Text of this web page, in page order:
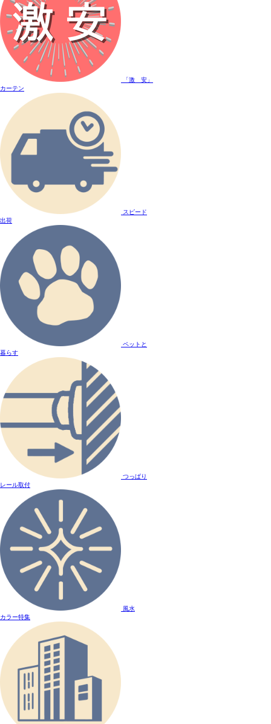
「激 安」
カーテン
スピード
出荷
ペットと
暮らす
つっぱり
レール取付
風水
カラー特集